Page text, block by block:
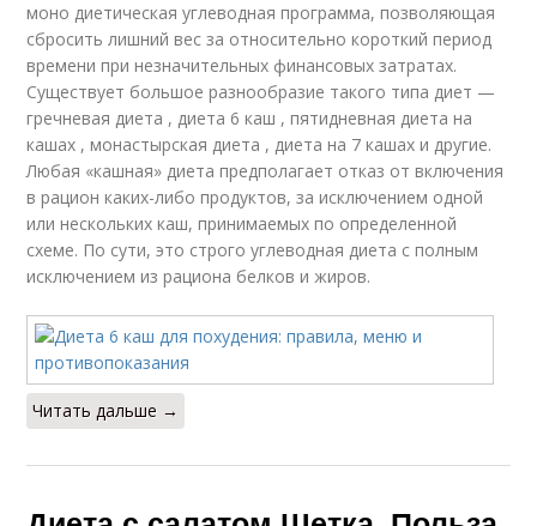
моно диетическая углеводная программа, позволяющая
сбросить лишний вес за относительно короткий период
времени при незначительных финансовых затратах.
Существует большое разнообразие такого типа диет —
гречневая диета , диета 6 каш , пятидневная диета на
кашах , монастырская диета , диета на 7 кашах и другие.
Любая «кашная» диета предполагает отказ от включения
в рацион каких-либо продуктов, за исключением одной
или нескольких каш, принимаемых по определенной
схеме. По сути, это строго углеводная диета с полным
исключением из рациона белков и жиров.
Читать дальше →